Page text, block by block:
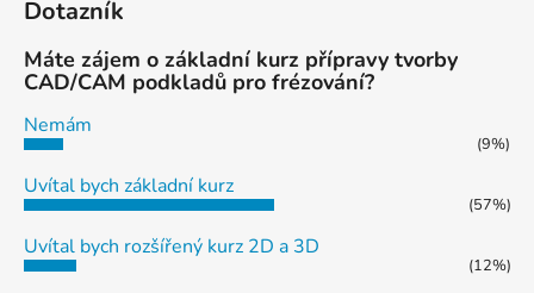
Dotazník
Máte zájem o základní kurz přípravy tvorby
CAD/CAM podkladů pro frézování?
Nemám
(9%)
Uvítal bych základní kurz
(57%)
Uvítal bych rozšířený kurz 2D a 3D
(12%)